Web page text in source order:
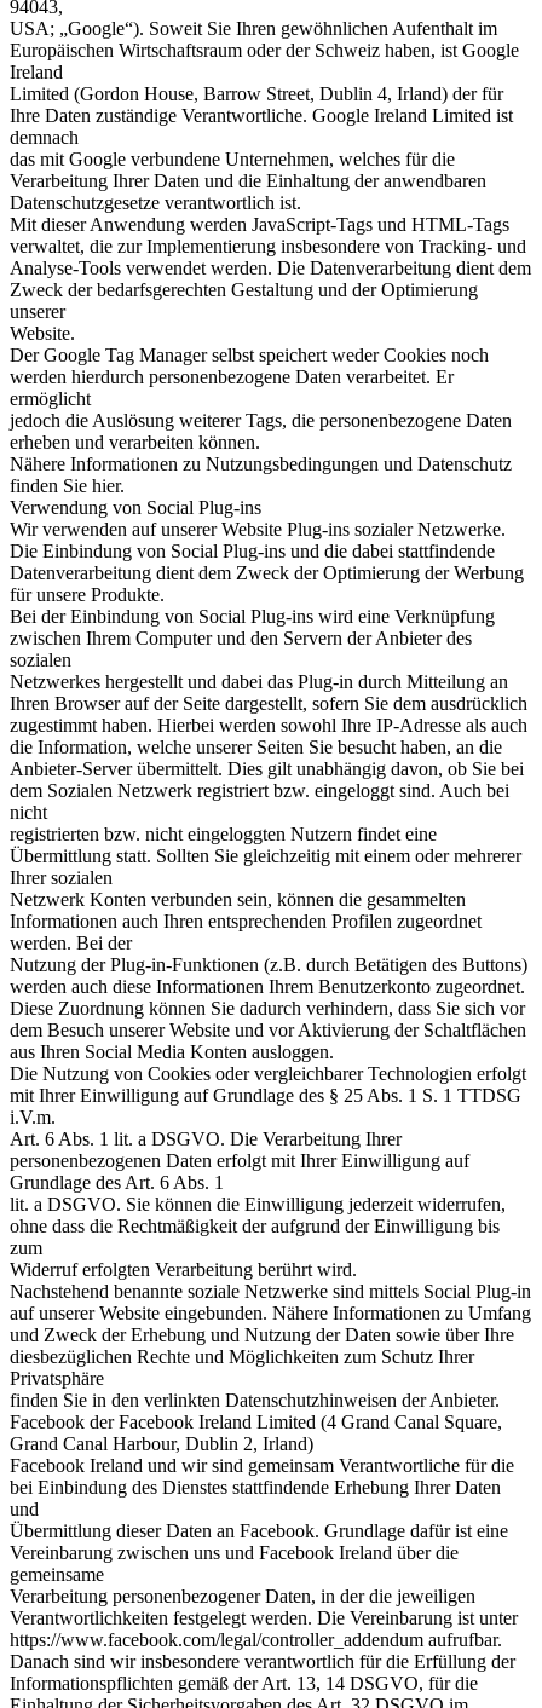
94043,
USA; „Google“). Soweit Sie Ihren gewöhnlichen Aufenthalt im
Europäischen Wirtschaftsraum oder der Schweiz haben, ist Google
Ireland
Limited (Gordon House, Barrow Street, Dublin 4, Irland) der für
Ihre Daten zuständige Verantwortliche. Google Ireland Limited ist
demnach
das mit Google verbundene Unternehmen, welches für die
Verarbeitung Ihrer Daten und die Einhaltung der anwendbaren
Datenschutzgesetze verantwortlich ist.
Mit dieser Anwendung werden JavaScript-Tags und HTML-Tags
verwaltet, die zur Implementierung insbesondere von Tracking- und
Analyse-Tools verwendet werden. Die Datenverarbeitung dient dem
Zweck der bedarfsgerechten Gestaltung und der Optimierung
unserer
Website.
Der Google Tag Manager selbst speichert weder Cookies noch
werden hierdurch personenbezogene Daten verarbeitet. Er
ermöglicht
jedoch die Auslösung weiterer Tags, die personenbezogene Daten
erheben und verarbeiten können.
Nähere Informationen zu Nutzungsbedingungen und Datenschutz
finden Sie hier.
Verwendung von Social Plug-ins
Wir verwenden auf unserer Website Plug-ins sozialer Netzwerke.
Die Einbindung von Social Plug-ins und die dabei stattfindende
Datenverarbeitung dient dem Zweck der Optimierung der Werbung
für unsere Produkte.
Bei der Einbindung von Social Plug-ins wird eine Verknüpfung
zwischen Ihrem Computer und den Servern der Anbieter des
sozialen
Netzwerkes hergestellt und dabei das Plug-in durch Mitteilung an
Ihren Browser auf der Seite dargestellt, sofern Sie dem ausdrücklich
zugestimmt haben. Hierbei werden sowohl Ihre IP-Adresse als auch
die Information, welche unserer Seiten Sie besucht haben, an die
Anbieter-Server übermittelt. Dies gilt unabhängig davon, ob Sie bei
dem Sozialen Netzwerk registriert bzw. eingeloggt sind. Auch bei
nicht
registrierten bzw. nicht eingeloggten Nutzern findet eine
Übermittlung statt. Sollten Sie gleichzeitig mit einem oder mehrerer
Ihrer sozialen
Netzwerk Konten verbunden sein, können die gesammelten
Informationen auch Ihren entsprechenden Profilen zugeordnet
werden. Bei der
Nutzung der Plug-in-Funktionen (z.B. durch Betätigen des Buttons)
werden auch diese Informationen Ihrem Benutzerkonto zugeordnet.
Diese Zuordnung können Sie dadurch verhindern, dass Sie sich vor
dem Besuch unserer Website und vor Aktivierung der Schaltflächen
aus Ihren Social Media Konten ausloggen.
Die Nutzung von Cookies oder vergleichbarer Technologien erfolgt
mit Ihrer Einwilligung auf Grundlage des § 25 Abs. 1 S. 1 TTDSG
i.V.m.
Art. 6 Abs. 1 lit. a DSGVO. Die Verarbeitung Ihrer
personenbezogenen Daten erfolgt mit Ihrer Einwilligung auf
Grundlage des Art. 6 Abs. 1
lit. a DSGVO. Sie können die Einwilligung jederzeit widerrufen,
ohne dass die Rechtmäßigkeit der aufgrund der Einwilligung bis
zum
Widerruf erfolgten Verarbeitung berührt wird.
Nachstehend benannte soziale Netzwerke sind mittels Social Plug-in
auf unserer Website eingebunden. Nähere Informationen zu Umfang
und Zweck der Erhebung und Nutzung der Daten sowie über Ihre
diesbezüglichen Rechte und Möglichkeiten zum Schutz Ihrer
Privatsphäre
finden Sie in den verlinkten Datenschutzhinweisen der Anbieter.
Facebook der Facebook Ireland Limited (4 Grand Canal Square,
Grand Canal Harbour, Dublin 2, Irland)
Facebook Ireland und wir sind gemeinsam Verantwortliche für die
bei Einbindung des Dienstes stattfindende Erhebung Ihrer Daten
und
Übermittlung dieser Daten an Facebook. Grundlage dafür ist eine
Vereinbarung zwischen uns und Facebook Ireland über die
gemeinsame
Verarbeitung personenbezogener Daten, in der die jeweiligen
Verantwortlichkeiten festgelegt werden. Die Vereinbarung ist unter
https://www.facebook.com/legal/controller_addendum aufrufbar.
Danach sind wir insbesondere verantwortlich für die Erfüllung der
Informationspflichten gemäß der Art. 13, 14 DSGVO, für die